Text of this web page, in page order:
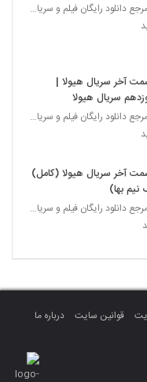
بروزترین مرجع دانلود رایگان فیلم و سریال ایرانی
آخر سریال هیولا |
سریال هیولا
بروزترین مرجع دانلود رایگان فیلم و سریال ایرانی
آخر سریال هیولا (کامل)
نیم بها)
بروزترین مرجع دانلود رایگان فیلم و سریال ایرانی
قوانین سایت
درباره ما